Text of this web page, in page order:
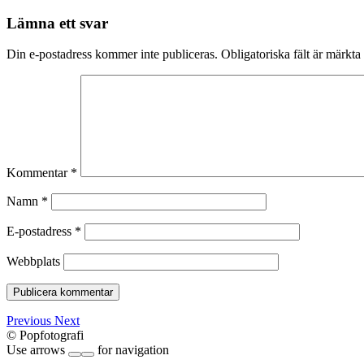
Lämna ett svar
Din e-postadress kommer inte publiceras. Obligatoriska fält är märkta
Kommentar *
Namn *
E-postadress *
Webbplats
Previous Next
© Popfotografi
Use arrows
for navigation